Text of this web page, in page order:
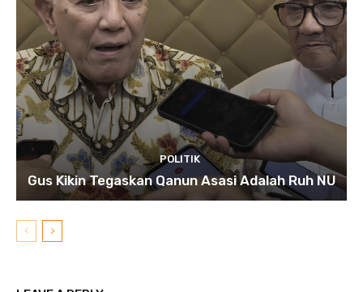
POLITIK
Gus Kikin Tegaskan Qanun Asasi Adalah Ruh NU